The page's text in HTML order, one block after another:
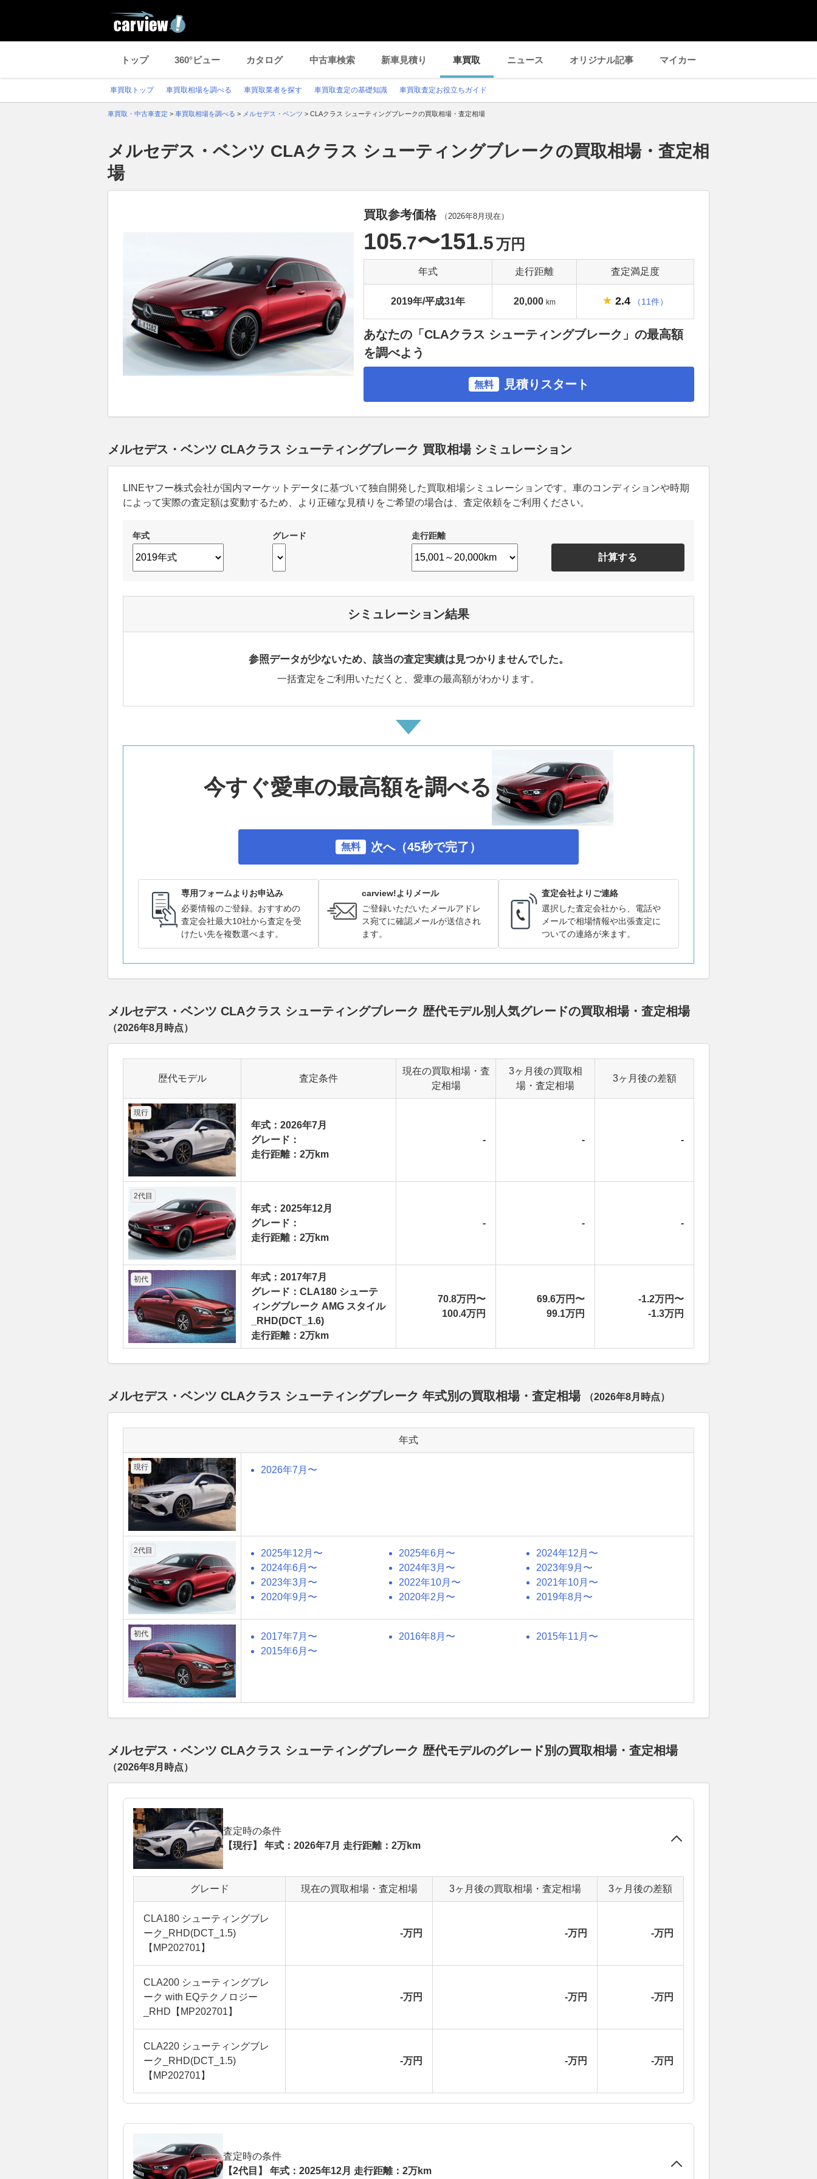
トップ 360°ビュー カタログ 中古車検索 新車見積り 車買取 ニュース オリジナル記事 マイカー
車買取トップ 車買取相場を調べる 車買取業者を探す 車買取査定の基礎知識 車買取査定お役立ちガイド
車買取・中古車査定 > 車買取相場を調べる > メルセデス・ベンツ > CLAクラス シューティングブレークの買取相場・査定相場
メルセデス・ベンツ CLAクラス シューティングブレークの買取相場・査定相
場
買取参考価格 （2026年8月 現在）
105.7〜151.5万円
年式 走行距離 査定満足度
2019年/平成31年 20,000 km 2.4 （11件）
あなたの「CLAクラス シューティングブレーク」の最高額
を調べよう
無料 見積りスタート
メルセデス・ベンツ CLAクラス シューティングブレーク 買取相場 シミュレーション
LINEヤフー株式会社が国内マーケットデータに基づいて独自開発した買取相場シミュレーションです。車のコンディションや時期
によって実際の査定額は変動するため、より正確な見積りをご希望の場合は、査定依頼をご利用ください。
年式 グレード 走行距離
計算する
シミュレーション結果
参照データが少ないため、該当の査定実績は見つかりませんでした。
一括査定をご利用いただくと、愛車の最高額がわかります。
今すぐ愛車の最高額を調べる
無料 次へ（45秒で完了）
専用フォームよりお申込み
必要情報のご登録。おすすめの
査定会社最大10社から査定を受
けたい先を複数選べます。
carview!よりメール
ご登録いただいたメールアドレ
ス宛てに確認メールが送信され
ます。
査定会社よりご連絡
選択した査定会社から、電話や
メールで相場情報や出張査定に
ついての連絡が来ます。
メルセデス・ベンツ CLAクラス シューティングブレーク 歴代モデル別人気グレードの買取相場・査定相場
（2026年8月 時点）
歴代モデル 査定条件
現在の買取相場・査
定相場
3ヶ月後の買取相
場・査定相場
3ヶ月後の差額
現行
年式：2026年7月
グレード：
走行距離：2万km
- - -
2代目
年式：2025年12月
グレード：
走行距離：2万km
- - -
初代
年式：2017年7月
グレード：CLA180 シューテ
ィングブレーク AMG スタイル
_RHD(DCT_1.6)
走行距離：2万km
70.8万円〜
100.4万円
69.6万円〜
99.1万円
-1.2万円〜
-1.3万円
メルセデス・ベンツ CLAクラス シューティングブレーク 年式別の買取相場・査定相場 （2026年8月 時点）
年式
現行 2026年7月〜
2代目 2025年12月〜 2025年6月〜
2024年12月〜
2024年6月〜
2024年3月〜
2023年9月〜
2023年3月〜
2022年10月〜
2021年10月〜
2020年9月〜
2020年2月〜 2019年8月〜
初代 2017年7月〜 2016年8月〜
2015年11月〜
2015年6月〜
メルセデス・ベンツ CLAクラス シューティングブレーク 歴代モデルのグレード別の買取相場・査定相場
（2026年8月 時点）
査定時の条件
【現行】 年式：2026年7月 走行距離：2万km
グレード 現在の買取相場・査定相場 3ヶ月後の買取相場・査定相場 3ヶ月後の差額
CLA180 シューティングブレ
ーク_RHD(DCT_1.5)
【MP202701】
-万円 -万円 -万円
CLA200 シューティングブレ
ーク with EQテクノロジー
_RHD【MP202701】
-万円 -万円 -万円
CLA220 シューティングブレ
ーク_RHD(DCT_1.5)
【MP202701】
-万円 -万円 -万円
査定時の条件
【2代目】 年式：2025年12月 走行距離：2万km